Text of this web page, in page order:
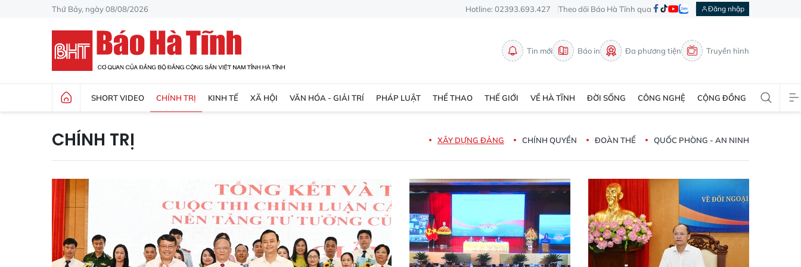
Thứ Bảy, ngày 08/08/2026 Hotline: 02393.693.427 Theo dõi Báo Hà Tĩnh qua Đăng nhập
Tin mới Báo in Đa phương tiện Truyền hình
SHORT VIDEO CHÍNH TRỊ KINH TẾ XÃ HỘI VĂN HÓA - GIẢI TRÍ PHÁP LUẬT THỂ THAO THẾ GIỚI VỀ HÀ TĨNH ĐỜI SỐNG CÔNG NGHỆ CỘNG ĐỒNG
CHÍNH TRỊ XÂY DỰNG ĐẢNG CHÍNH QUYỀN ĐOÀN THỂ QUỐC PHÒNG - AN NINH